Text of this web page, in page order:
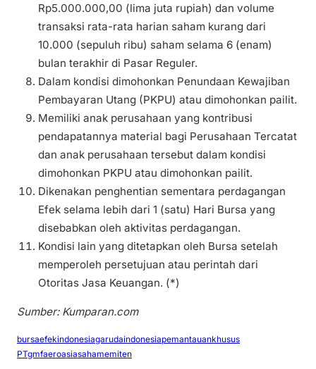
Rp5.000.000,00 (lima juta rupiah) dan volume
transaksi rata-rata harian saham kurang dari
10.000 (sepuluh ribu) saham selama 6 (enam)
bulan terakhir di Pasar Reguler.
Dalam kondisi dimohonkan Penundaan Kewajiban
Pembayaran Utang (PKPU) atau dimohonkan pailit.
Memiliki anak perusahaan yang kontribusi
pendapatannya material bagi Perusahaan Tercatat
dan anak perusahaan tersebut dalam kondisi
dimohonkan PKPU atau dimohonkan pailit.
Dikenakan penghentian sementara perdagangan
Efek selama lebih dari 1 (satu) Hari Bursa yang
disebabkan oleh aktivitas perdagangan.
Kondisi lain yang ditetapkan oleh Bursa setelah
memperoleh persetujuan atau perintah dari
Otoritas Jasa Keuangan. (*)
Sumber: Kumparan.com
bursaefekindonesiagarudaindonesiapemantauankhusus
PTgmfaeroasiasahamemiten